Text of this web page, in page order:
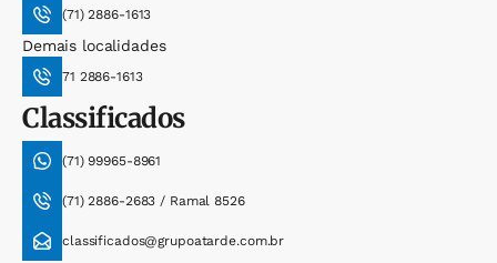
(71) 2886-1613
Demais localidades
71 2886-1613
Classificados
(71) 99965-8961
(71) 2886-2683 / Ramal 8526
classificados@grupoatarde.com.br